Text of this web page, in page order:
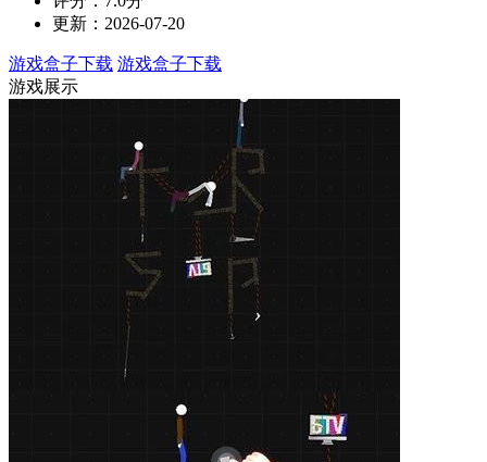
更新：2026-07-20
游戏盒子下载 游戏盒子下载
游戏展示